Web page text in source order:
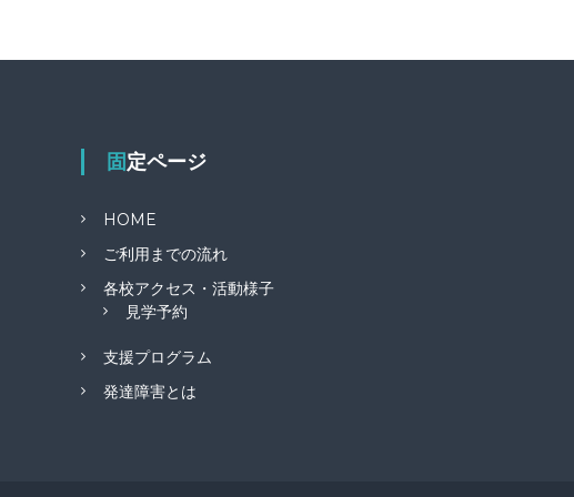
固定ページ
HOME
ご利用までの流れ
各校アクセス・活動様子
見学予約
支援プログラム
発達障害とは